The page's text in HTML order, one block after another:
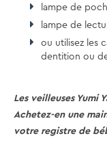
lampe de
lampe de
ou utilisez les
dentition ou
Les veilleuses Yumi
Achetez-en une
votre registre de